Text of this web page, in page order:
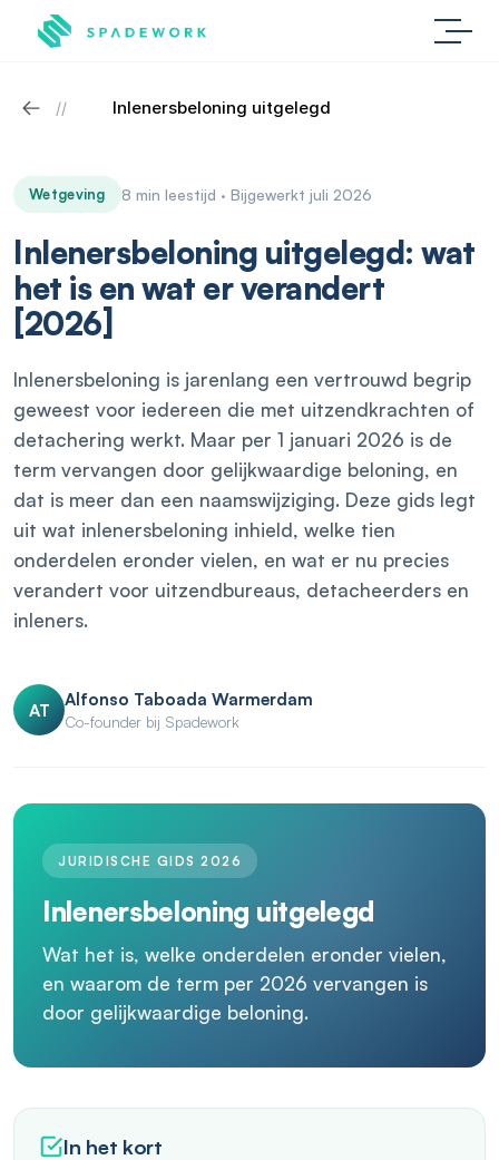
// Inlenersbeloning uitgelegd
Wetgeving 8 min leestijd · Bijgewerkt juli 2026
Inlenersbeloning uitgelegd: wat
het is en wat er verandert
[2026]
Inlenersbeloning is jarenlang een vertrouwd begrip
geweest voor iedereen die met uitzendkrachten of
detachering werkt. Maar per 1 januari 2026 is de
term vervangen door gelijkwaardige beloning, en
dat is meer dan een naamswijziging. Deze gids legt
uit wat inlenersbeloning inhield, welke tien
onderdelen eronder vielen, en wat er nu precies
verandert voor uitzendbureaus, detacheerders en
inleners.
AT Alfonso Taboada Warmerdam
Co-founder bij Spadework
JURIDISCHE GIDS 2026
Inlenersbeloning uitgelegd
Wat het is, welke onderdelen eronder vielen,
en waarom de term per 2026 vervangen is
door gelijkwaardige beloning.
In het kort